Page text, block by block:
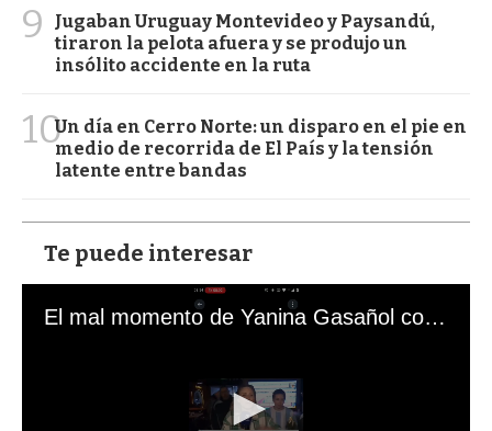
9
Jugaban Uruguay Montevideo y Paysandú,
tiraron la pelota afuera y se produjo un
insólito accidente en la ruta
10Un día en Cerro Norte: un disparo en el pie en
medio de recorrida de El País y la tensión
latente entre bandas
Te puede interesar
El mal momento de Yanina Gasañol con un hincha argentino en "Subrayado"